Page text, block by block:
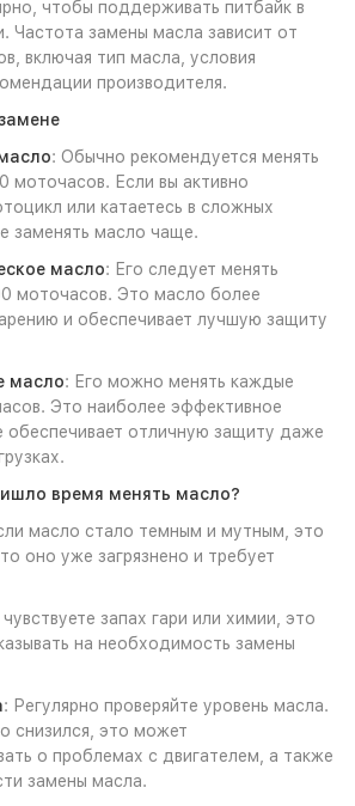
чтобы поддерживать питбайк в
Частота замены масла зависит от
включая тип масла, условия
производителя.
: Обычно рекомендуется менять
моточасов. Если вы активно
или катаетесь в сложных
заменять масло чаще.
масло: Его следует менять
моточасов. Это масло более
и обеспечивает лучшую защиту
масло: Его можно менять каждые
Это наиболее эффективное
обеспечивает отличную защиту даже
время менять масло?
масло стало темным и мутным, это
оно уже загрязнено и требует
запах гари или химии, это
на необходимость замены
: Регулярно проверяйте уровень масла.
снизился, это может
о проблемах с двигателем, а также
замены масла.